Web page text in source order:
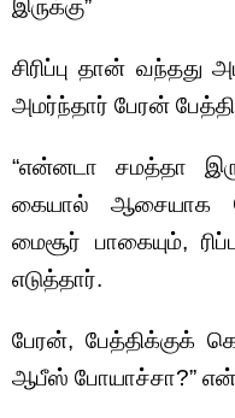
இருக்கு”
சிரிப்பு தான் வந்தது
அமர்ந்தார் பேரன்
“என்னடா சமத்தா
கையால் ஆசையாக
மைசூர் பாகையும்,
எடுத்தார்.
பேரன், பேத்திக்குக்
ஆபீஸ் போயாச்சா?”